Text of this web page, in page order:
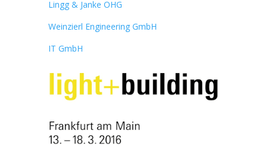
Lingg & Janke OHG
Weinzierl Engineering GmbH
IT GmbH